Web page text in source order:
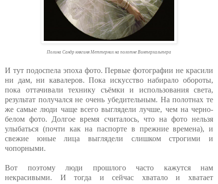
Полина Сандр княгиня Меттерних на полотне Винтерхальтера
И тут подоспела эпоха фото. Первые фотографии не красили
ни дам, ни кавалеров. Пока искусство набирало обороты,
пока оттачивали технику съёмки и использования света,
результат получался не очень убедительным. На полотнах те
же самые люди чаще всего выглядели лучше, чем на черно-
белом фото. Долгое время считалось, что на фото нельзя
улыбаться (почти как на паспорте в прежние времена), и
свежие юные лица выглядели слишком строгими и
чопорными.
Вот поэтому люди прошлого часто кажутся нам
некрасивыми. И тогда и сейчас хватало и хватает